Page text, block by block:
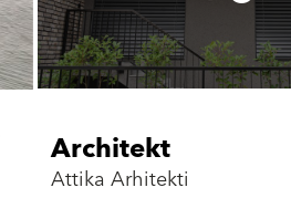
Architekt
Attika Arhitekti